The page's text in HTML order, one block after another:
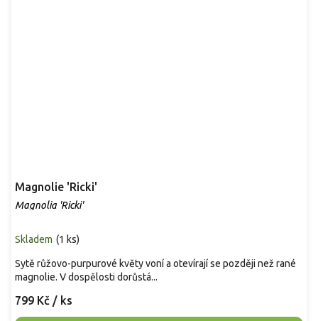
Magnolie 'Ricki'
Magnolia 'Ricki'
Skladem (1 ks)
799 Kč / ks
Sytě růžovo-purpurové květy voní a otevírají se později než rané
magnolie. V dospělosti dorůstá...